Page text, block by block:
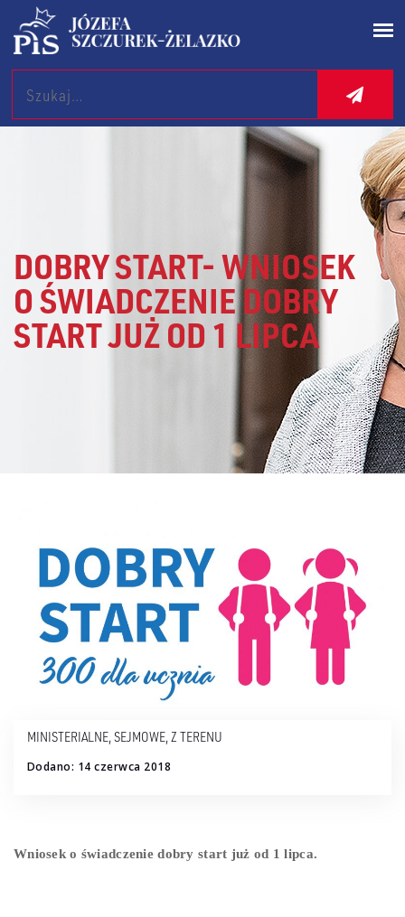
Search
DOBRY START- WNIOSEK
O ŚWIADCZENIE DOBRY
START JUŻ OD 1 LIPCA
MINISTERIALNE, SEJMOWE, Z TERENU
Dodano: 14 czerwca 2018
Wniosek o świadczenie dobry start już od 1 lipca.